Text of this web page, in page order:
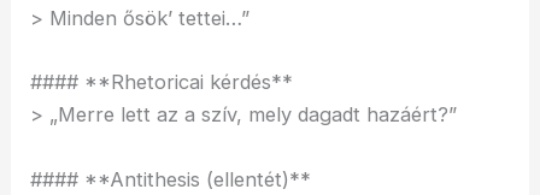
> Minden ősök’ tettei…”
#### **Rhetoricai kérdés**
> „Merre lett az a szív, mely dagadt hazáért?”
#### **Antithesis (ellentét)**